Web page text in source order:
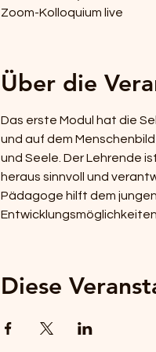
Zoom-Kolloquium live
Über die
Das erste Modul hat die
und auf dem
und Seele. Der Lehrende
heraus sinnvoll und
Pädagoge hilft dem
Diese